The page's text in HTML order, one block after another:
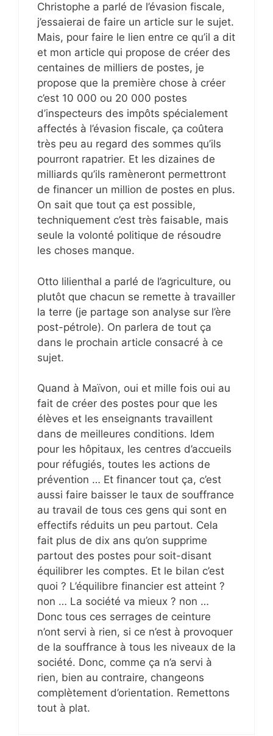
Christophe a parlé de l’évasion fiscale,
j’essaierai de faire un article sur le sujet.
Mais, pour faire le lien entre ce qu’il a dit
et mon article qui propose de créer des
centaines de milliers de postes, je
propose que la première chose à créer
c’est 10 000 ou 20 000 postes
d’inspecteurs des impôts spécialement
affectés à l’évasion fiscale, ça coûtera
très peu au regard des sommes qu’ils
pourront rapatrier. Et les dizaines de
milliards qu’ils ramèneront permettront
de financer un million de postes en plus.
On sait que tout ça est possible,
techniquement c’est très faisable, mais
seule la volonté politique de résoudre
les choses manque.
Otto lilienthal a parlé de l’agriculture, ou
plutôt que chacun se remette à travailler
la terre (je partage son analyse sur l’ère
post-pétrole). On parlera de tout ça
dans le prochain article consacré à ce
sujet.
Quand à Maïvon, oui et mille fois oui au
fait de créer des postes pour que les
élèves et les enseignants travaillent
dans de meilleures conditions. Idem
pour les hôpitaux, les centres d’accueils
pour réfugiés, toutes les actions de
prévention … Et financer tout ça, c’est
aussi faire baisser le taux de souffrance
au travail de tous ces gens qui sont en
effectifs réduits un peu partout. Cela
fait plus de dix ans qu’on supprime
partout des postes pour soit-disant
équilibrer les comptes. Et le bilan c’est
quoi ? L’équilibre financier est atteint ?
non … La société va mieux ? non …
Donc tous ces serrages de ceinture
n’ont servi à rien, si ce n’est à provoquer
de la souffrance à tous les niveaux de la
société. Donc, comme ça n’a servi à
rien, bien au contraire, changeons
complètement d’orientation. Remettons
tout à plat.